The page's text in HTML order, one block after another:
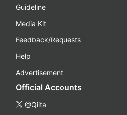
Guideline
Media Kit
Feedback/Requests
Help
Advertisement
Official Accounts
@Qiita